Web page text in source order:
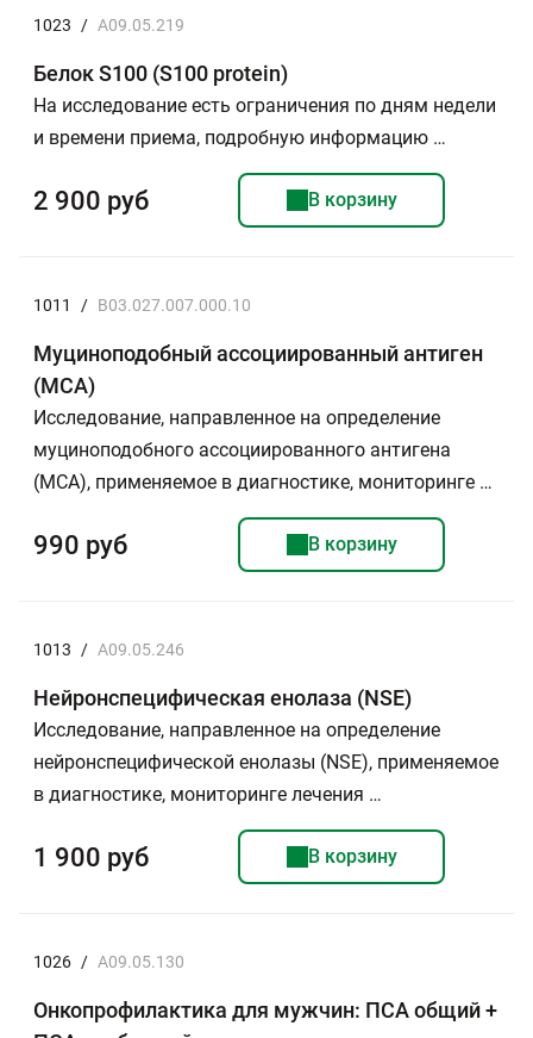
1023 / A09.05.219
Белок S100 (S100 protein)
На исследование есть ограничения по дням недели
и времени приема, подробную информацию …
2 900 руб В корзину
1011 / B03.027.007.000.10
Муциноподобный ассоциированный антиген
(МСА)
Исследование, направленное на определение
муциноподобного ассоциированного антигена
(МСА), применяемое в диагностике, мониторинге …
990 руб В корзину
1013 / A09.05.246
Нейронспецифическая енолаза (NSE)
Исследование, направленное на определение
нейронспецифической енолазы (NSE), применяемое
в диагностике, мониторинге лечения …
1 900 руб В корзину
1026 / A09.05.130
Онкопрофилактика для мужчин: ПСА общий +